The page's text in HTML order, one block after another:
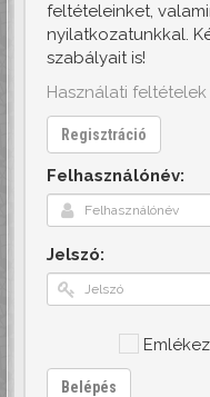
feltételeinket,
nyilatkozatunkkal.
szabályait is!
Használati feltételek
Regisztráció
Felhasználónév:
Jelszó:
Belépés